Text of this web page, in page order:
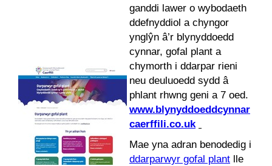
ganddi lawer o wybodaeth
ddefnyddiol a chyngor
ynglŷn â’r blynyddoedd
cynnar, gofal plant a
chymorth i ddarpar rieni
neu deuluoedd sydd â
phlant rhwng geni a 7 oed.
www.blynyddoeddcynnar
caerffili.co.uk
Mae yna adran benodedig i
ddarparwyr gofal plant lle